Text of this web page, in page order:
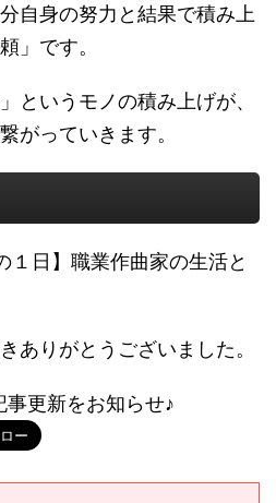
自身の努力と結果で積み上
」です。
というモノの積み上げが、
がっていきます。
１日】職業作曲家の生活と
ありがとうございました。
更新をお知らせ♪